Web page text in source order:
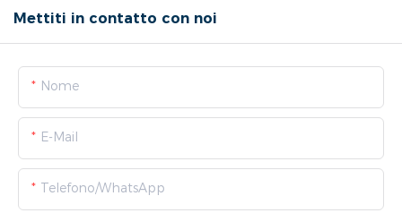
Mettiti in contatto con noi
Nome
E-Mail
Telefono/WhatsApp